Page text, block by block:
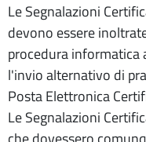
Le Segnalazioni
devono essere
procedura informatica
l'invio alternativo di
Posta Elettronica
Le Segnalazioni